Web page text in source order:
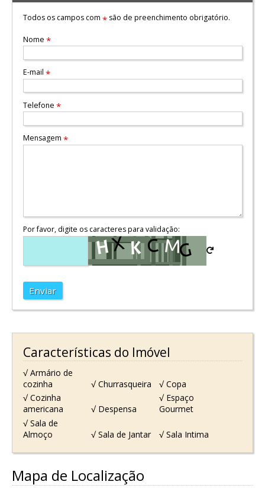
Todos os campos com *são de preenchimento obrigatório.
Nome *
E-mail *
Telefone *
Mensagem *
Por favor, digite os caracteres para validação:
Enviar
Características do Imóvel
√ Armário de
cozinha
√ Churrasqueira
√ Copa
√ Cozinha
americana
√ Despensa
√ Espaço
Gourmet
√ Sala de
Almoço
√ Sala de Jantar √ Sala Intima
Mapa de Localização